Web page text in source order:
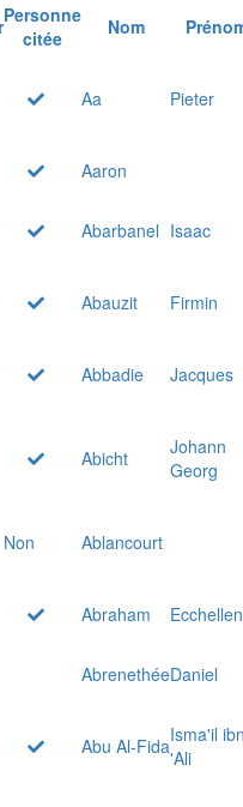
Personne
citée
Nom
Aa Pieter
Aaron
Abarbanel Isaac
Abauzit
Firmin
Abbadie
Jacques
Abicht
Johann
Georg
Non
Ablancourt
Abraham
AbrenethéeDaniel
Abu Al-FidaIsma'il
'Ali